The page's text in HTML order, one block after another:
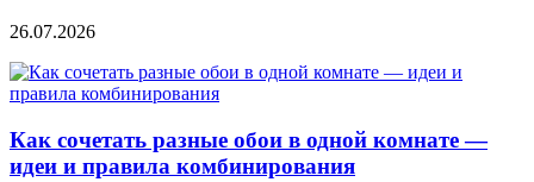
26.07.2026
Как сочетать разные обои в одной комнате —
идеи и правила комбинирования